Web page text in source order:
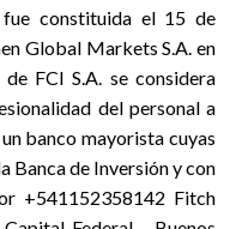
fue constituida el 15 de
Global Markets S.A. en
FCI S.A. se considera
del personal a
banco mayorista cuyas
Banca de Inversión y con
+541152358142 Fitch